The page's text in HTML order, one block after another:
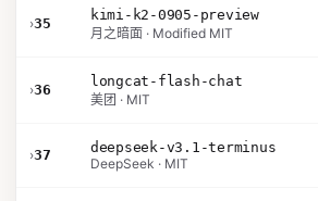
›35
kimi-k2-0905-preview
月之暗面 · Modified MIT
›36
longcat-flash-chat
美团 · MIT
›37
deepseek-v3.1-terminus
DeepSeek · MIT